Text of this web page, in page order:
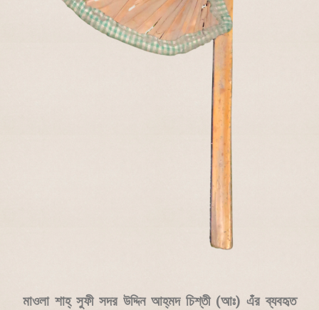
মাওলা শাহ্‌ সুফী সদর উদ্দিন আহ্‌মদ চিশ্‌তী (আঃ) এঁর ব্যবহৃত